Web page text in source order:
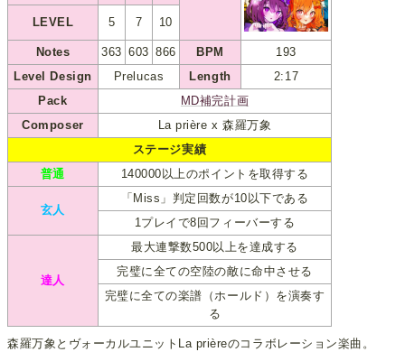
LEVEL 5 7 10
Notes 363 603 866 BPM
193
Level Design
Prelucas Length
2:17
Pack
MD補完計画
Composer
La prière x 森羅万象
ステージ実績
普通
140000以上のポイントを取得する
玄人
「Miss」判定回数が10以下である
1プレイで8回フィーバーする
達人
最大連撃数500以上を達成する
完璧に全ての空陸の敵に命中させる
完璧に全ての楽譜（ホールド）を演奏す
る
森羅万象とヴォーカルユニットLa prièreのコラボレーション楽曲。